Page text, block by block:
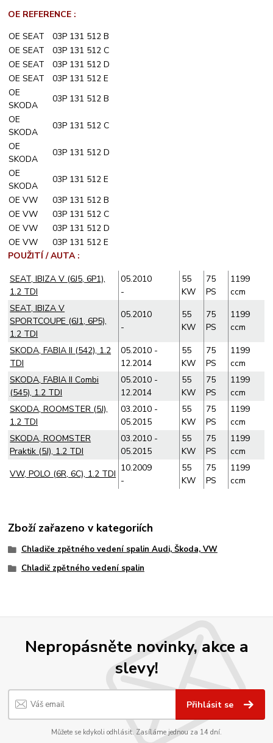
OE REFERENCE :
OE SEAT
03P 131 512 B
OE SEAT
03P 131 512 C
OE SEAT
03P 131 512 D
OE SEAT
03P 131 512 E
OE
SKODA
03P 131 512 B
OE
SKODA
03P 131 512 C
OE
SKODA
03P 131 512 D
OE
SKODA
03P 131 512 E
OE VW
03P 131 512 B
OE VW
03P 131 512 C
OE VW
03P 131 512 D
OE VW
03P 131 512 E
POUŽITÍ / AUTA :
SEAT, IBIZA V (6J5, 6P1),
1.2 TDI
05.2010
-
55
KW
75
PS
1199
ccm
SEAT, IBIZA V
SPORTCOUPE (6J1, 6P5),
1.2 TDI
05.2010
-
55
KW
75
PS
1199
ccm
SKODA, FABIA II (542), 1.2
TDI
05.2010 -
12.2014
55
KW
75
PS
1199
ccm
SKODA, FABIA II Combi
(545), 1.2 TDI
05.2010 -
12.2014
55
KW
75
PS
1199
ccm
SKODA, ROOMSTER (5J),
1.2 TDI
03.2010 -
05.2015
55
KW
75
PS
1199
ccm
SKODA, ROOMSTER
Praktik (5J), 1.2 TDI
03.2010 -
05.2015
55
KW
75
PS
1199
ccm
VW, POLO (6R, 6C), 1.2 TDI
10.2009
-
55
KW
75
PS
1199
ccm
Zboží zařazeno v kategoriích
Chladiče zpětného vedení spalin Audi, Škoda, VW
Chladič zpětného vedení spalin
Nepropásněte novinky, akce a
slevy!
Přihlásit se
Můžete se kdykoli odhlásit. Zasíláme jednou za 14 dní.